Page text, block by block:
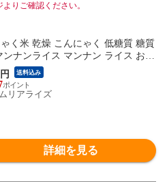
りご確認ください。
く米 乾燥 こんにゃく 低糖質 糖質
ンナンライス マンナン ライス お試
換え ダイエット 腹持ち 満腹 ダイ
品 ご飯 蒟蒻米 蒟蒻 米 こんにゃ
ス こんにゃくごはん 糖質カットマ
円 送料込み
リアライズ
詳細を見る